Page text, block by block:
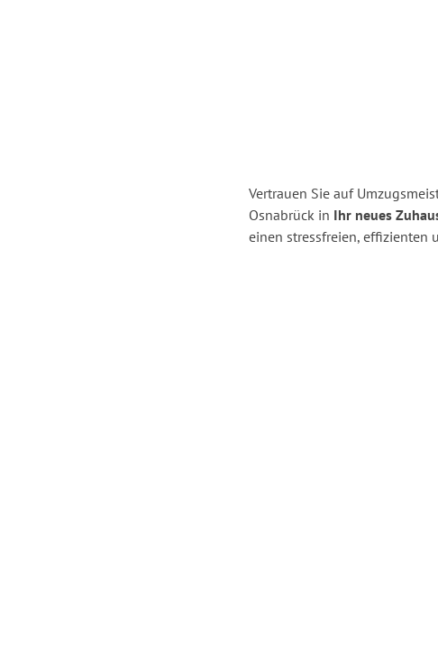
Vertrauen Sie auf
Osnabrück in Ihr neues
einen stressfreien, effizienten